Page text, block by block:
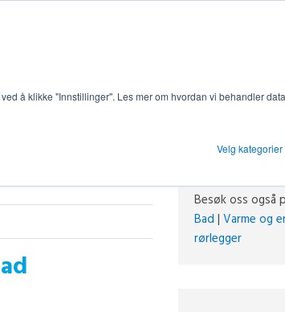
å klikke "Innstillinger". Les mer om hvordan vi behandler
Velg kategorier
Besøk oss også
Bad | Varme og
rørlegger